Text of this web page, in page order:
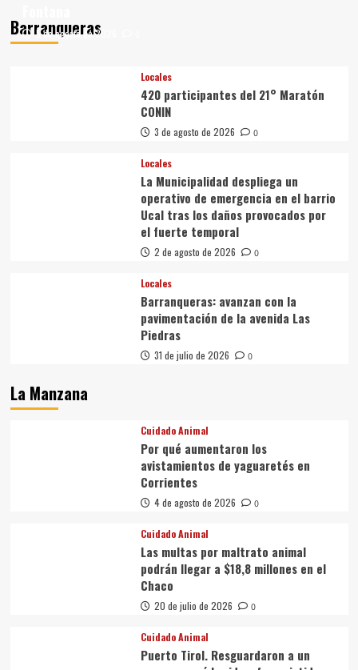
Barranqueras
5 de agosto de 2026
Locales
420 participantes del 21° Maratón
CONIN
3 de agosto de 2026 0
Locales
La Municipalidad despliega un
operativo de emergencia en el barrio
Ucal tras los daños provocados por
el fuerte temporal
2 de agosto de 2026 0
Locales
Barranqueras: avanzan con la
pavimentación de la avenida Las
Piedras
31 de julio de 2026 0
La Manzana
Cuidado Animal
Por qué aumentaron los
avistamientos de yaguaretés en
Corrientes
4 de agosto de 2026 0
Cuidado Animal
Las multas por maltrato animal
podrán llegar a $18,8 millones en el
Chaco
20 de julio de 2026 0
Cuidado Animal
Puerto Tirol. Resguardaron a un